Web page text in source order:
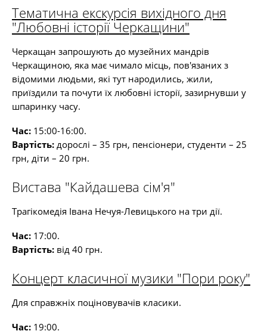
Тематична екскурсія вихідного дня
"Любовні історії Черкащини"
Черкащан запрошують до музейних мандрів
Черкащиною, яка має чимало місць, пов'язаних з
відомими людьми, які тут народились, жили,
приїздили та почути їх любовні історії, зазирнувши у
шпаринку часу.
Час: 15:00-16:00.
Вартість: дорослі – 35 грн, пенсіонери, студенти – 25
грн, діти – 20 грн.
Вистава "Кайдашева сім'я"
Трагікомедія Івана Нечуя-Левицького на три дії.
Час: 17:00.
Вартість: від 40 грн.
Концерт класичної музики "Пори року"
Для справжніх поціновувачів класики.
Час: 19:00.